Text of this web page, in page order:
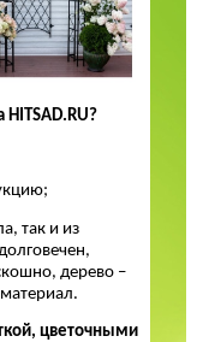
HITSAD.RU?
так и из
дерево –
цветочными